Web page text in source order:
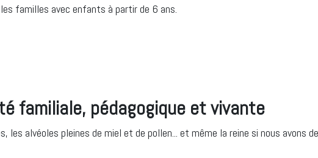
familles avec enfants à partir de 6 ans.
familiale, pédagogique et vivante
les alvéoles pleines de miel et de pollen... et même la reine si nous avons